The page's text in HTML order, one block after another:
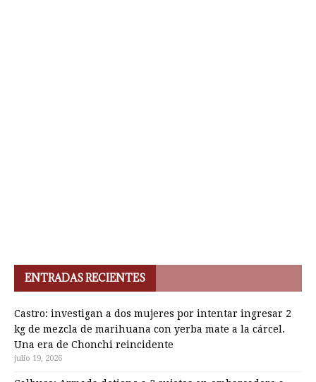
ENTRADAS RECIENTES
Castro: investigan a dos mujeres por intentar ingresar 2
kg de mezcla de marihuana con yerba mate a la cárcel.
Una era de Chonchi reincidente
julio 19, 2026